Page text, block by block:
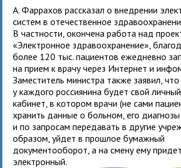
А. Фаррахов рассказал о внедрении
систем в отечественное
В частности, окончена работа над
«Электронное здравоохранение»,
более 120 тыс. пациентов ежедневно
на прием к врачу через Интернет и
Заместитель министра также заявил,
у каждого россиянина будет свой
кабинет, в котором врачи (не сами
хранить данные о больном, его диагнозы
и по запросам передавать в другие
образом, уйдет в прошлое бумажный
документооборот, а на смену ему придет
электронный.